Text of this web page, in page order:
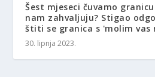
Šest mjeseci čuvamo
nam zahvaljuju? Stigao
štiti se granica s 'molim vas
30. lipnja 2023.